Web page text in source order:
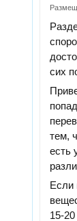
сих
тем,
есть
Если
15-